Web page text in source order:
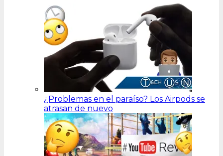
¿Problemas en el paraíso? Los Airpods se
atrasan de nuevo